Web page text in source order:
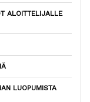
ALOITTELIJALLE
LUOPUMISTA